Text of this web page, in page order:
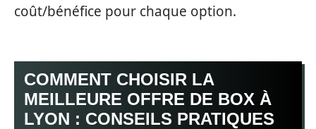
coût/bénéfice pour chaque option.
COMMENT CHOISIR LA
MEILLEURE OFFRE DE BOX À
LYON : CONSEILS PRATIQUES